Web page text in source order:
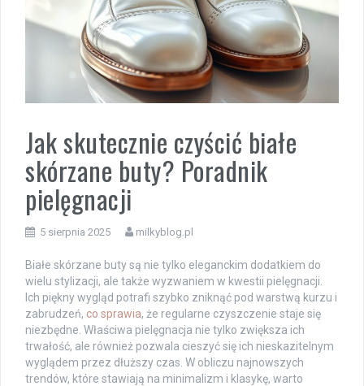
Jak skutecznie czyścić białe
skórzane buty? Poradnik
pielęgnacji
5 sierpnia 2025 milkyblog.pl
Białe skórzane buty są nie tylko eleganckim dodatkiem do
wielu stylizacji, ale także wyzwaniem w kwestii pielęgnacji.
Ich piękny wygląd potrafi szybko zniknąć pod warstwą kurzu i
zabrudzeń, co sprawia, że regularne czyszczenie staje się
niezbędne. Właściwa pielęgnacja nie tylko zwiększa ich
trwałość, ale również pozwala cieszyć się ich nieskazitelnym
wyglądem przez dłuższy czas. W obliczu najnowszych
trendów, które stawiają na minimalizm i klasykę, warto